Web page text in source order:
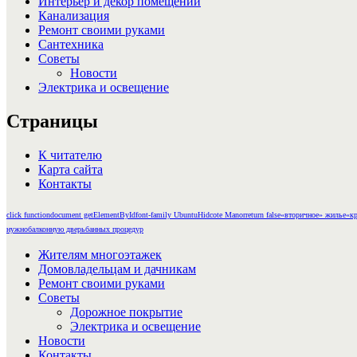
Канализация
Ремонт своими руками
Сантехника
Советы
Новости
Электрика и освещение
Страницы
К читателю
Карта сайта
Контакты
click functiondocument getElementByIdfont-family UbuntuHidcote Manorreturn false«вторичное» жилье
нужнобалконную дверьбанных процедур
Жителям многоэтажек
Домовладельцам и дачникам
Ремонт своими руками
Советы
Дорожное покрытие
Электрика и освещение
Новости